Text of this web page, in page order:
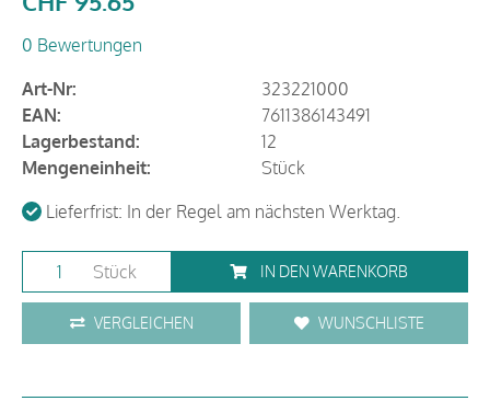
0 Bewertungen
Art-Nr:
323221000
EAN:
7611386143491
Lagerbestand:
12
Mengeneinheit:
Stück
Lieferfrist: In der Regel am nächsten Werktag.
Stück IN DEN WARENKORB
VERGLEICHEN WUNSCHLISTE